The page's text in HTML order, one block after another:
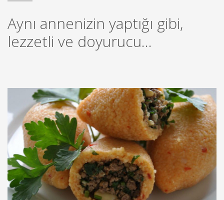
Aynı annenizin yaptığı gibi,
lezzetli ve doyurucu...